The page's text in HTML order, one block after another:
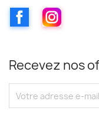
Facebook
Recevez nos